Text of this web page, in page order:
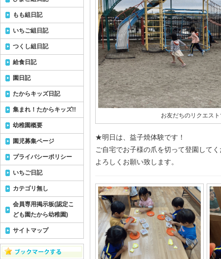
お友だちのリクエス
★明日は、益子焼体験です！
ご自宅でお子様の爪を切って登園して
よろしくお願い致します。
もも組日記
いちご組日記
つくし組日記
給食日記
園日記
たからキッズ日記
集まれ！たからキッズ!!
幼稚園概要
園児募集ページ
プライバシーポリシー
いちご日記
カテゴリ無し
会員専用掲示板(認定こ
ども園たから幼稚園)
サイトマップ